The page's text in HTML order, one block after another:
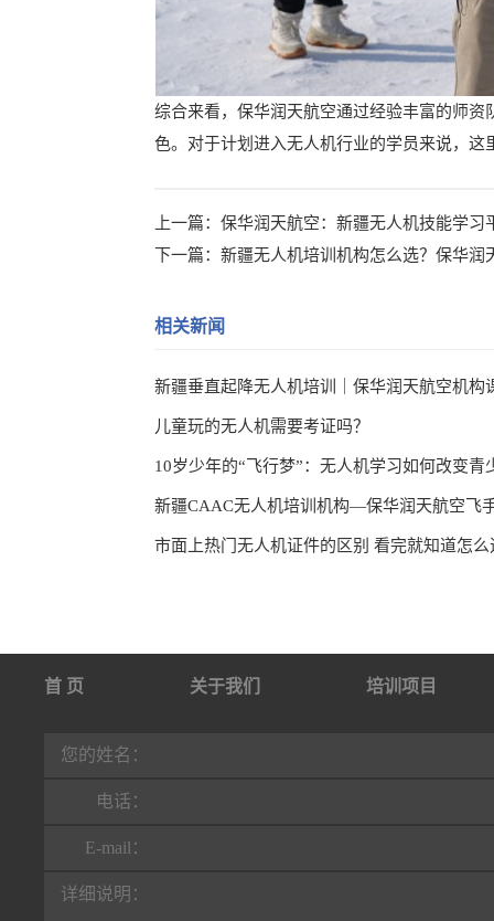
综合来看，保华润天航空通过经验丰富的师
色。对于计划进入无人机行业的学员来说，这
上一篇： 保华润天航空：新疆无人机技能学习
下一篇： 新疆无人机培训机构怎么选？保华润
相关新闻
新疆垂直起降无人机培训｜保华润天航空机构
儿童玩的无人机需要考证吗？
10岁少年的“飞行梦”：无人机学习如何改变青
新疆CAAC无人机培训机构—保华润天航空飞
市面上热门无人机证件的区别 看完就知道怎么
首 页 关于我们 培训项目
行业动态
您的姓名：
电话：
E-mail：
详细说明：